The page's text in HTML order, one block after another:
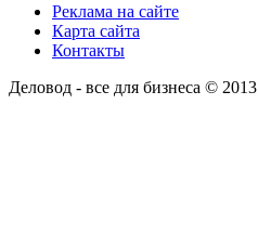
Реклама на сайте
Карта сайта
Контакты
Деловод - все для бизнеса © 2013